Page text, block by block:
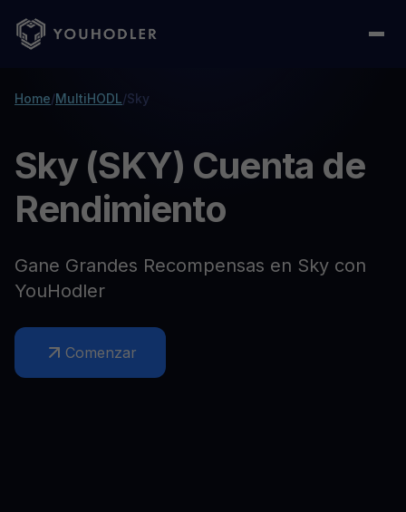
Home/MultiHODL/Sky
Sky (SKY) Cuenta de
Rendimiento
Gane Grandes Recompensas en Sky con
YouHodler
Comenzar